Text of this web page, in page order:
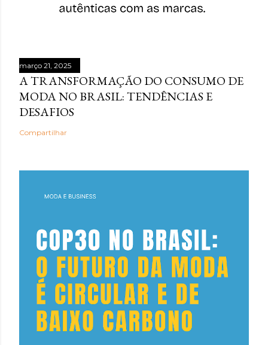
março 21, 2025
A TRANSFORMAÇÃO DO CONSUMO DE
MODA NO BRASIL: TENDÊNCIAS E
DESAFIOS
Compartilhar